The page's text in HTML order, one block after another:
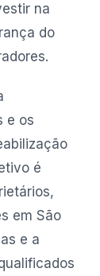
na
do
e os
é
em São
e a